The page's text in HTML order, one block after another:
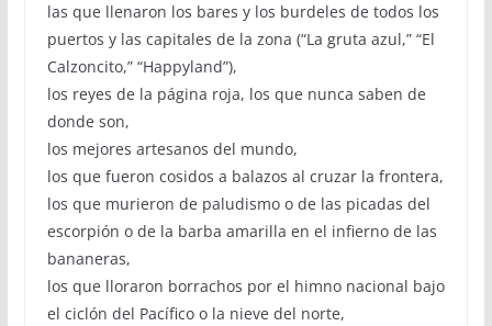
las que llenaron los bares y los burdeles de todos los
puertos y las capitales de la zona (“La gruta azul,” “El
Calzoncito,” “Happyland”),
los reyes de la página roja, los que nunca saben de
donde son,
los mejores artesanos del mundo,
los que fueron cosidos a balazos al cruzar la frontera,
los que murieron de paludismo o de las picadas del
escorpión o de la barba amarilla en el infierno de las
bananeras,
los que lloraron borrachos por el himno nacional bajo
el ciclón del Pacífico o la nieve del norte,